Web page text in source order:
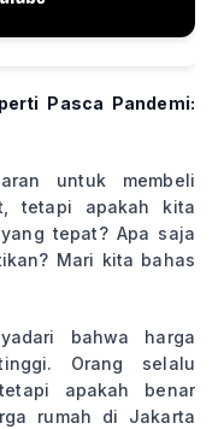
Pasca Pandemi:
untuk membeli
tetapi apakah kita
tepat? Apa saja
Mari kita bahas
bahwa harga
Orang selalu
apakah benar
rumah di Jakarta